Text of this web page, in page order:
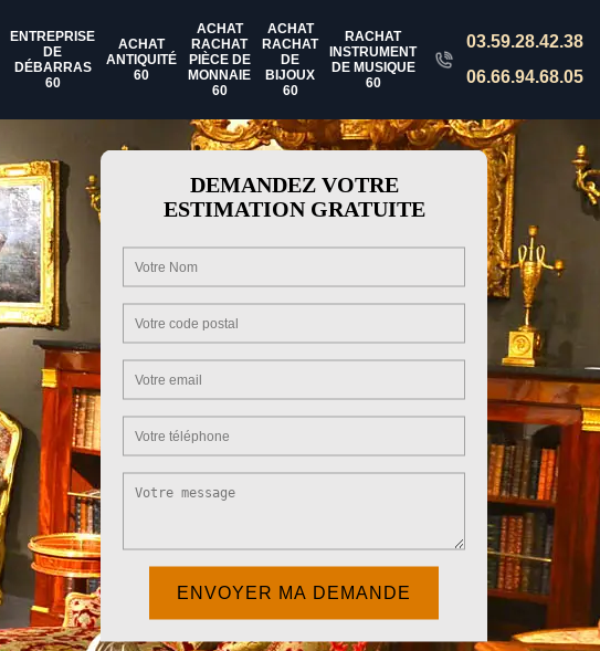
ENTREPRISE
DE
DÉBARRAS
60
ACHAT
ANTIQUITÉ
60
ACHAT
RACHAT
PIÈCE DE
MONNAIE
60
ACHAT
RACHAT
DE
BIJOUX
60
RACHAT
INSTRUMENT
DE MUSIQUE
60
03.59.28.42.38
06.66.94.68.05
DEMANDEZ VOTRE
ESTIMATION GRATUITE